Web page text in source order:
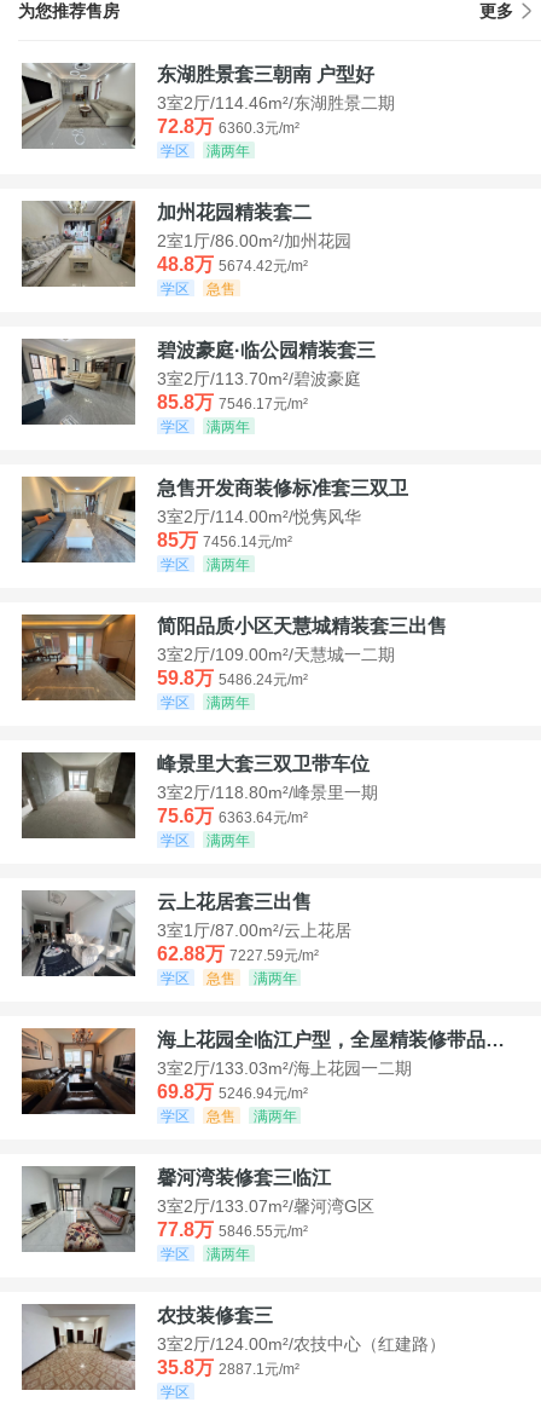
为您推荐售房 更多
东湖胜景套三朝南 户型好
3室2厅/114.46m²/东湖胜景二期
72.8万 6360.3元/m²
学区
满两年
加州花园精装套二
2室1厅/86.00m²/加州花园
48.8万 5674.42元/m²
学区
急售
碧波豪庭·临公园精装套三
3室2厅/113.70m²/碧波豪庭
85.8万 7546.17元/m²
学区
满两年
急售开发商装修标准套三双卫
3室2厅/114.00m²/悦隽风华
85万 7456.14元/m²
学区
满两年
简阳品质小区天慧城精装套三出售
3室2厅/109.00m²/天慧城一二期
59.8万 5486.24元/m²
学区
满两年
峰景里大套三双卫带车位
3室2厅/118.80m²/峰景里一期
75.6万 6363.64元/m²
学区
满两年
云上花居套三出售
3室1厅/87.00m²/云上花居
62.88万 7227.59元/m²
学区
急售 满两年
海上花园全临江户型，全屋精装修带品牌家具家电，诚意出售！
3室2厅/133.03m²/海上花园一二期
69.8万 5246.94元/m²
学区
急售 满两年
馨河湾装修套三临江
3室2厅/133.07m²/馨河湾G区
77.8万 5846.55元/m²
学区
满两年
农技装修套三
3室2厅/124.00m²/农技中心（红建路）
35.8万 2887.1元/m²
学区